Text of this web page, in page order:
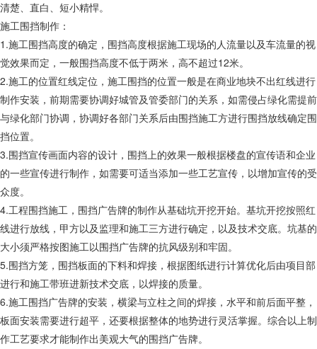
清楚、直白、短小精悍。
施工围挡制作：
1.施工围挡高度的确定，围挡高度根据施工现场的人流量以及车流量的视
觉效果而定，一般围挡高度不低于两米，高不超过12米。
2.施工的位置红线定位，施工围挡的位置一般是在商业地块不出红线进行
制作安装，前期需要协调好城管及管委部门的关系，如需侵占绿化需提前
与绿化部门协调，协调好各部门关系后由围挡施工方进行围挡放线确定围
挡位置。
3.围挡宣传画面内容的设计，围挡上的效果一般根据楼盘的宣传语和企业
的一些宣传进行制作，如需要可适当添加一些工艺宣传，以增加宣传的受
众度。
4.工程围挡施工，围挡广告牌的制作从基础坑开挖开始。基坑开挖按照红
线进行放线，甲方以及监理和施工三方进行确定，以及技术交底。坑基的
大小须严格按图施工以围挡广告牌的抗风级别和牢固。
5.围挡方笼，围挡板面的下料和焊接，根据图纸进行计算优化后由项目部
进行和施工带班进新技术交底，以焊接的质量。
6.施工围挡广告牌的安装，横梁与立柱之间的焊接，水平和前后面平整，
板面安装需要进行超平，还要根据整体的地势进行灵活掌握。综合以上制
作工艺要求才能制作出美观大气的围挡广告牌。